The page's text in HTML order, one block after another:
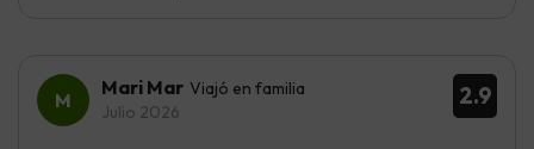
2.9
Mari Mar Viajó en familia
Julio 2026